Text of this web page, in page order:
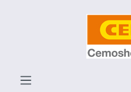
Zum Hauptinhalt springen